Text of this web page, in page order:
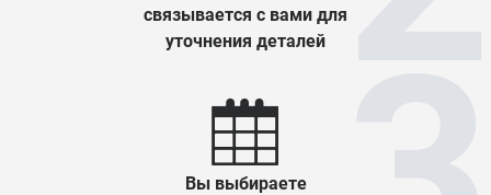
связывается с вами для
уточнения деталей
Вы выбираете